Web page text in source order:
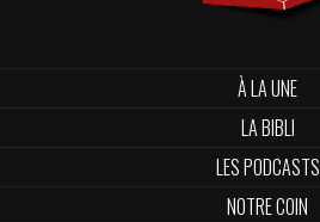
À LA UNE
LA BIBLI
LES PODCASTS
NOTRE COIN